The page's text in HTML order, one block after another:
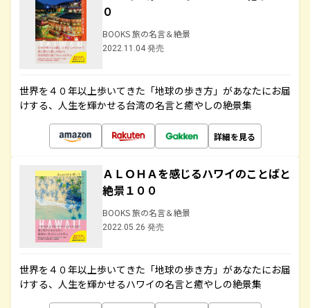
０
BOOKS 旅の名言＆絶景
2022.11.04 発売
世界を４０年以上歩いてきた「地球の歩き方」があなたにお届
けする、人生を輝かせる台湾の名言と癒やしの絶景集
詳細を見る
ＡＬＯＨＡを感じるハワイのことばと
絶景１００
BOOKS 旅の名言＆絶景
2022.05.26 発売
世界を４０年以上歩いてきた「地球の歩き方」があなたにお届
けする、人生を輝かせるハワイの名言と癒やしの絶景集